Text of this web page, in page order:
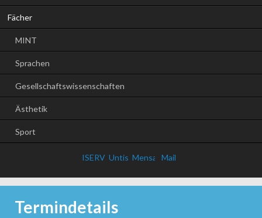
Fächer
MINT
Sprachen
Gesellschaftswissenschaften
Ästhetik
Sport
ISERV Untis Mensa Mail
Termindetails